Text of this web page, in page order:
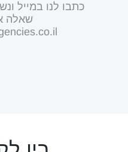
כתבו לנו במייל
שאלה